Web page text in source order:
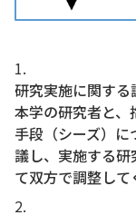
研究実施に関する
本学の研究者と、
手段（シーズ）
議し、実施する
て双方で調整して